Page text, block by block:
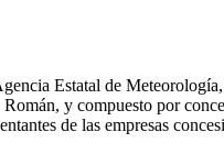
Estatal de
y compuesto por
de las empresas